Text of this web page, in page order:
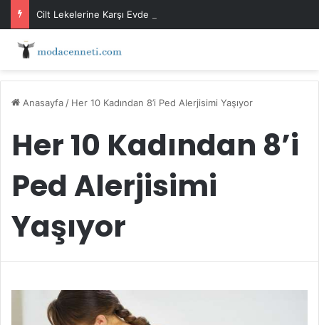
Cilt Lekelerine Karşı Evde Maske Önerileri
Anasayfa / Her 10 Kadından 8’i Ped Alerjisimi Yaşıyor
Her 10 Kadından 8’i
Ped Alerjisimi
Yaşıyor